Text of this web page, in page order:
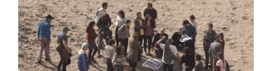
Estudiantes
Académicos